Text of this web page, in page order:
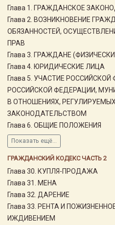
Глава 1. ГРАЖДАНСКОЕ
Глава 2. ВОЗНИКНОВЕНИЕ
ОБЯЗАННОСТЕЙ,
ПРАВ
Глава 3. ГРАЖДАНЕ
Глава 4. ЮРИДИЧЕСКИЕ ЛИЦА
Глава 5. УЧАСТИЕ
РОССИЙСКОЙ ФЕДЕРАЦИИ,
В ОТНОШЕНИЯХ,
ЗАКОНОДАТЕЛЬСТВОМ
Глава 6. ОБЩИЕ ПОЛОЖЕНИЯ
Показать ещё...
ГРАЖДАНСКИЙ КОДЕКС ЧАСТЬ 2
Глава 30. КУПЛЯ-ПРОДАЖА
Глава 31. МЕНА
Глава 32. ДАРЕНИЕ
Глава 33. РЕНТА И
ИЖДИВЕНИЕМ